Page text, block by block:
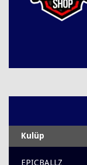
Kulüp
EPICBALLZ